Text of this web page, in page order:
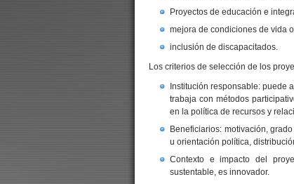
Proyectos de educación e
mejora de condiciones de vida
inclusión de discapacitados.
Los criterios de selección de los
Institución responsable: puede
trabaja con métodos
en la política de recursos y
Beneficiarios: motivación,
u orientación política,
Contexto e impacto del
sustentable, es innovador.